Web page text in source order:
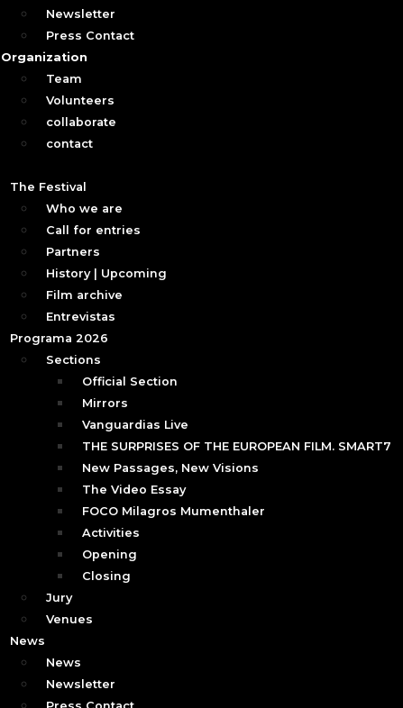
Newsletter
Press Contact
Organization
Team
Volunteers
collaborate
contact
The Festival
Who we are
Call for entries
Partners
History | Upcoming
Film archive
Entrevistas
Programa 2026
Sections
Official Section
Mirrors
Vanguardias Live
THE SURPRISES OF THE EUROPEAN FILM. SMART7
New Passages, New Visions
The Video Essay
FOCO Milagros Mumenthaler
Activities
Opening
Closing
Jury
Venues
News
News
Newsletter